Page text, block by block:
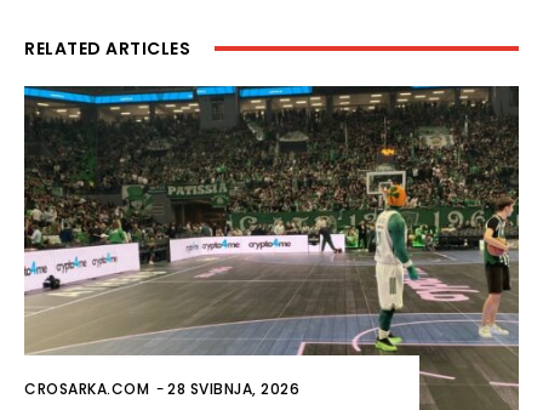
RELATED ARTICLES
CROSARKA.COM -28 SVIBNJA, 2026